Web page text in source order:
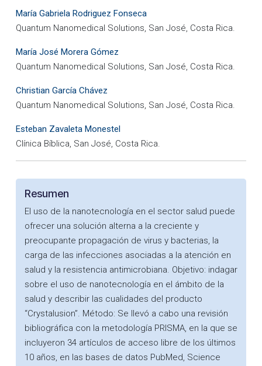
María Gabriela Rodriguez Fonseca
Quantum Nanomedical Solutions, San José, Costa Rica.
María José Morera Gómez
Quantum Nanomedical Solutions, San José, Costa Rica.
Christian García Chávez
Quantum Nanomedical Solutions, San José, Costa Rica.
Esteban Zavaleta Monestel
Clínica Bíblica, San José, Costa Rica.
Resumen
El uso de la nanotecnología en el sector salud puede
ofrecer una solución alterna a la creciente y
preocupante propagación de virus y bacterias, la
carga de las infecciones asociadas a la atención en
salud y la resistencia antimicrobiana. Objetivo: indagar
sobre el uso de nanotecnología en el ámbito de la
salud y describir las cualidades del producto
“Crystalusion”. Método: Se llevó a cabo una revisión
bibliográfica con la metodología PRISMA, en la que se
incluyeron 34 artículos de acceso libre de los últimos
10 años, en las bases de datos PubMed, Science